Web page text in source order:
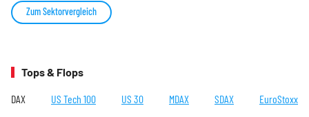
Zum Sektorvergleich
Tops & Flops
DAX US Tech 100 US 30 MDAX SDAX EuroStoxx